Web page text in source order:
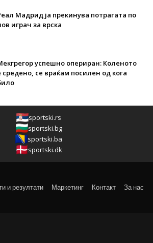
Мадрид ја прекинува потрагата по
играч за врска
успешно опериран: Коленото
средено, се враќам посилен од кога
sportski.rs
sportski.bg
sportski.ba
sportski.dk
и резултати Маркетинг Контакт За нас